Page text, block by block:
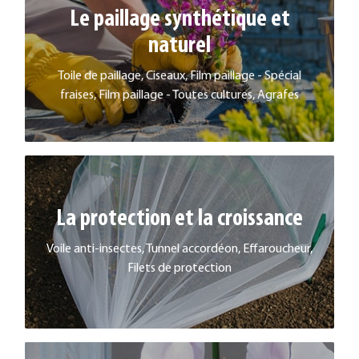
Le paillage synthétique et
naturel
Toile de paillage, Ciseaux, Film paillage - Spécial
fraises, Film paillage - Toutes cultures, Agrafes
LE PAILLAGE SYNTHÉTIQUE ET NATUREL
EN SAVOIR PLUS
La protection et la croissance
Voile anti-insectes, Tunnel accordéon, Effaroucheur,
Filets de protection
LA PROTECTION ET LA CROISSANCE
EN SAVOIR PLUS